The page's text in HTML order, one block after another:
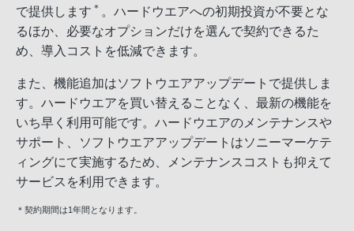
で提供します ＊ 。ハードウエアへの初期投資が不要とな
るほか、必要なオプションだけを選んで契約できるた
め、導入コストを低減できます。
また、機能追加はソフトウエアアップデートで提供しま
す。ハードウエアを買い替えることなく、最新の機能を
いち早く利用可能です。ハードウエアのメンテナンスや
サポート、ソフトウエアアップデートはソニーマーケテ
ィングにて実施するため、メンテナンスコストも抑えて
サービスを利用できます。
＊契約期間は1年間となります。